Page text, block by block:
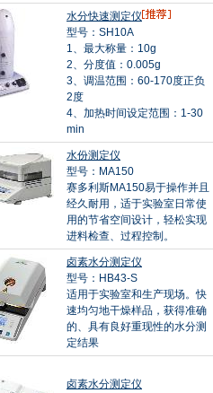
水分快速测定仪
型号：SH10A
1、最大称量：10g
2、分度值：0.005g
3、调温范围：60-170度正负
2度
4、加热时间设定范围：1-30
min
水份测定仪
型号：MA150
赛多利斯MA150易于操作并且
经久耐用，适于实验室日常使
用的节省空间设计，轻松实现
进料检查、过程控制。
卤素水分测定仪
型号：HB43-S
适用于实验室和生产现场。快
速均匀地干燥样品，获得准确
的、具有良好重现性的水分测
定结果
卤素水分测定仪